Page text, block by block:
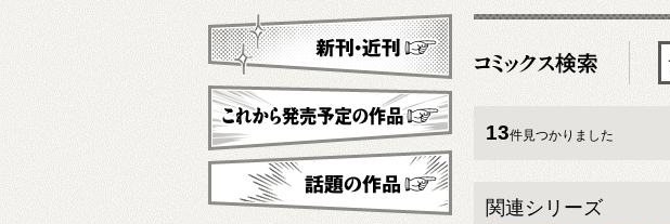
13件見つかりました
関連シリーズ
新刊・近刊
これから発売予定